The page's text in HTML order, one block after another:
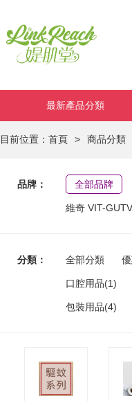
最新產品分類
目前位置： 首頁 > 商品分類
品牌： 全部品牌
維奇 VIT-
分類： 全部分類
口腔用品(1)
包裝用品(4)